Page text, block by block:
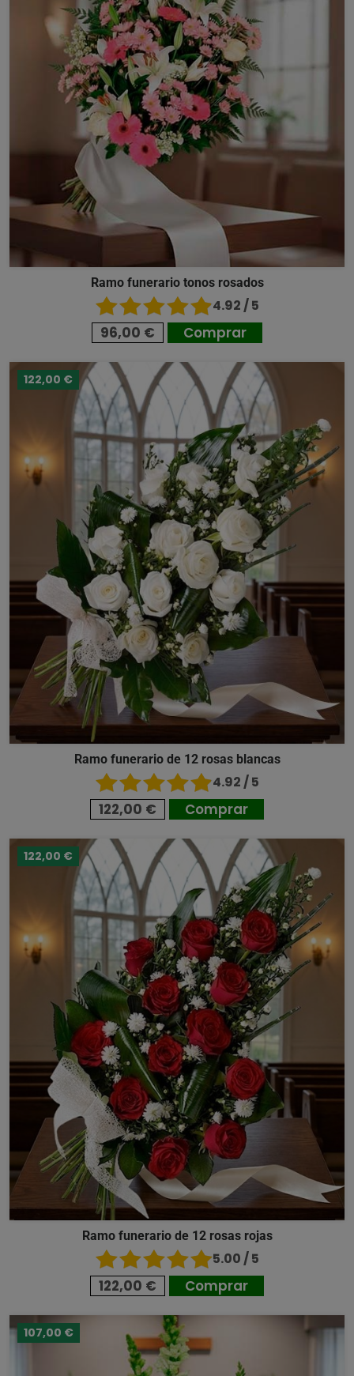
Ramo funerario tonos rosados
4.92 / 5
96,00 € Comprar
122,00 €
Ramo funerario de 12 rosas blancas
4.92 / 5
122,00 € Comprar
122,00 €
Ramo funerario de 12 rosas rojas
5.00 / 5
122,00 € Comprar
107,00 €